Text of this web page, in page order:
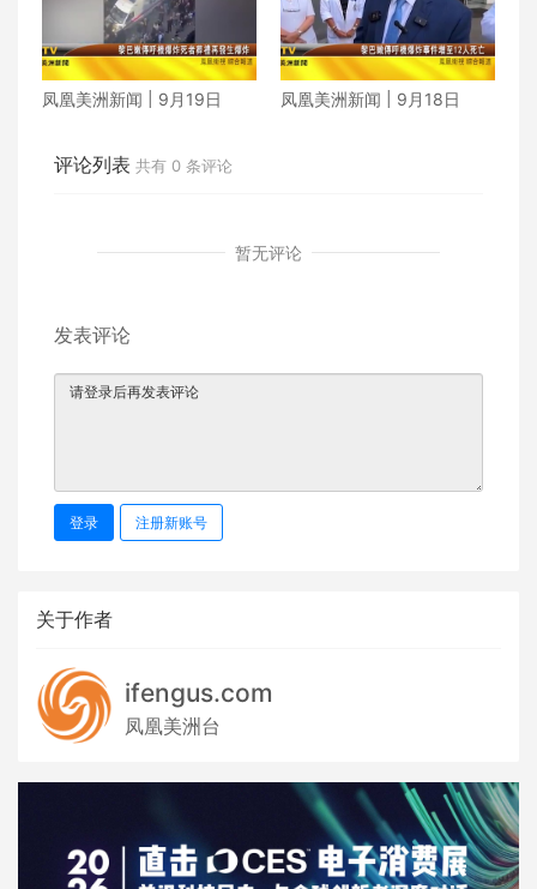
凤凰美洲新闻 | 9月19日 凤凰美洲新闻 | 9月18日
评论列表 共有 0 条评论
暂无评论
发表评论
登录 注册新账号
关于作者
ifengus.com
凤凰美洲台